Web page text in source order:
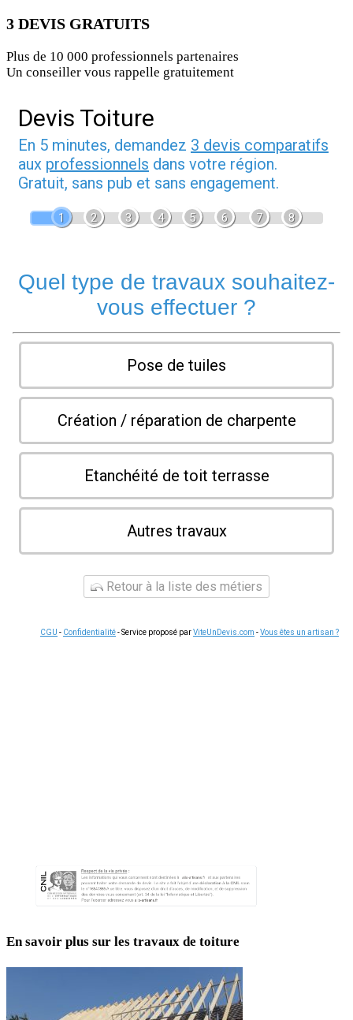
3 DEVIS GRATUITS
Plus de 10 000 professionnels partenaires
Un conseiller vous rappelle gratuitement
Devis Toiture
En 5 minutes, demandez 3 devis comparatifs
aux professionnels dans votre région.
Gratuit, sans pub et sans engagement.
1 2 3 4 5 6 7 8
Quel type de travaux souhaitez-
vous effectuer ?
Pose de tuiles
Création / réparation de charpente
Etanchéité de toit terrasse
Autres travaux
Retour à la liste des métiers
CGU - Confidentialité- Service proposé parViteUnDevis.com -Vous êtes un artisan ?
En savoir plus sur les travaux de toiture